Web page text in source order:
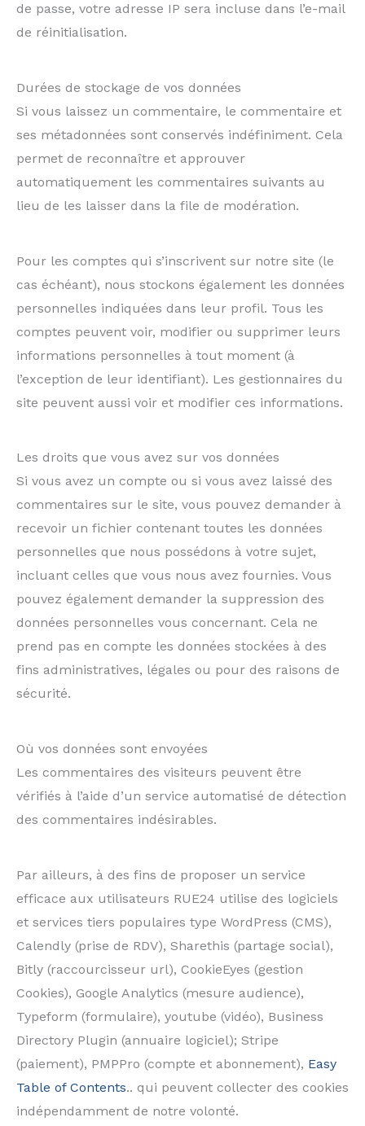
de passe, votre adresse IP sera incluse dans l’e-mail
de réinitialisation.
Durées de stockage de vos données
Si vous laissez un commentaire, le commentaire et
ses métadonnées sont conservés indéfiniment. Cela
permet de reconnaître et approuver
automatiquement les commentaires suivants au
lieu de les laisser dans la file de modération.
Pour les comptes qui s’inscrivent sur notre site (le
cas échéant), nous stockons également les données
personnelles indiquées dans leur profil. Tous les
comptes peuvent voir, modifier ou supprimer leurs
informations personnelles à tout moment (à
l’exception de leur identifiant). Les gestionnaires du
site peuvent aussi voir et modifier ces informations.
Les droits que vous avez sur vos données
Si vous avez un compte ou si vous avez laissé des
commentaires sur le site, vous pouvez demander à
recevoir un fichier contenant toutes les données
personnelles que nous possédons à votre sujet,
incluant celles que vous nous avez fournies. Vous
pouvez également demander la suppression des
données personnelles vous concernant. Cela ne
prend pas en compte les données stockées à des
fins administratives, légales ou pour des raisons de
sécurité.
Où vos données sont envoyées
Les commentaires des visiteurs peuvent être
vérifiés à l’aide d’un service automatisé de détection
des commentaires indésirables.
Par ailleurs, à des fins de proposer un service
efficace aux utilisateurs RUE24 utilise des logiciels
et services tiers populaires type WordPress (CMS),
Calendly (prise de RDV), Sharethis (partage social),
Bitly (raccourcisseur url), CookieEyes (gestion
Cookies), Google Analytics (mesure audience),
Typeform (formulaire), youtube (vidéo), Business
Directory Plugin (annuaire logiciel); Stripe
(paiement), PMPPro (compte et abonnement), Easy
Table of Contents.. qui peuvent collecter des cookies
indépendamment de notre volonté.